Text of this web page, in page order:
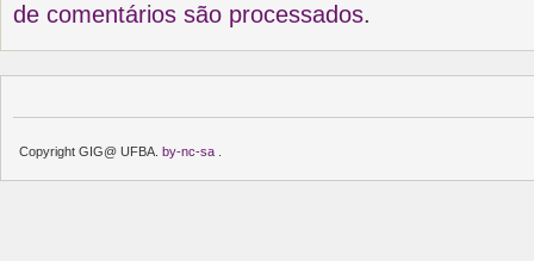
de comentários são processados.
Copyright GIG@ UFBA. by-nc-sa